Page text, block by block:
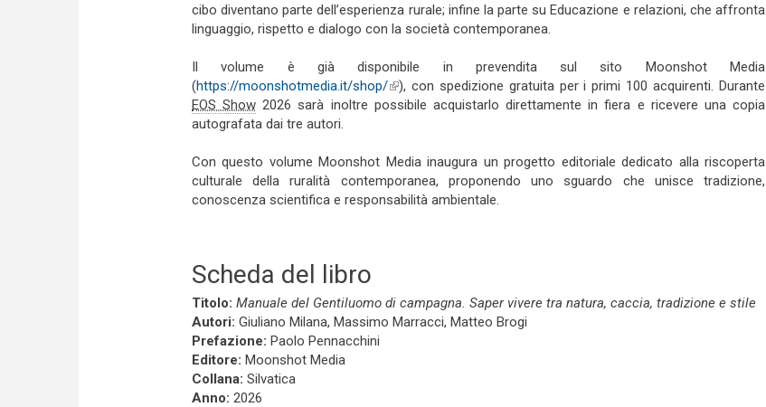
cibo diventano parte dell’esperienza rurale; infine la parte su Educazione e relazioni, che affronta
linguaggio, rispetto e dialogo con la società contemporanea.
Il volume è già disponibile in prevendita sul sito Moonshot Media
(https://moonshotmedia.it/shop/(link is external)
), con spedizione gratuita per i primi 100 acquirenti. Durante
EOS Show 2026 sarà inoltre possibile acquistarlo direttamente in fiera e ricevere una copia
autografata dai tre autori.
Con questo volume Moonshot Media inaugura un progetto editoriale dedicato alla riscoperta
culturale della ruralità contemporanea, proponendo uno sguardo che unisce tradizione,
conoscenza scientifica e responsabilità ambientale.
Scheda del libro
Titolo: Manuale del Gentiluomo di campagna. Saper vivere tra natura, caccia, tradizione e stile
Autori: Giuliano Milana, Massimo Marracci, Matteo Brogi
Prefazione: Paolo Pennacchini
Editore: Moonshot Media
Collana: Silvatica
Anno: 2026